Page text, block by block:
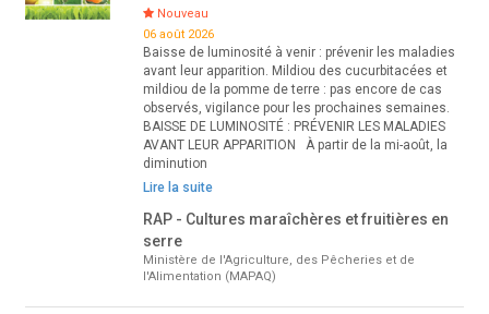
Nouveau
06 août 2026
Baisse de luminosité à venir : prévenir les maladies
avant leur apparition. Mildiou des cucurbitacées et
mildiou de la pomme de terre : pas encore de cas
observés, vigilance pour les prochaines semaines.
BAISSE DE LUMINOSITÉ : PRÉVENIR LES MALADIES
AVANT LEUR APPARITION À partir de la mi-août, la
diminution
Lire la suite
RAP - Cultures maraîchères et fruitières en
serre
Ministère de l'Agriculture, des Pêcheries et de
l'Alimentation (MAPAQ)